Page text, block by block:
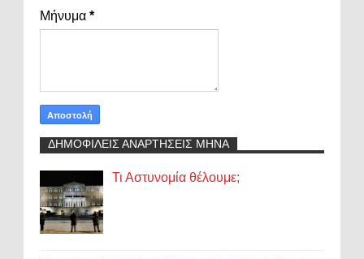
Μήνυμα *
ΔΗΜΟΦΙΛΕΙΣ ΑΝΑΡΤΗΣΕΙΣ ΜΗΝΑ
Τι Αστυνομία θέλουμε;